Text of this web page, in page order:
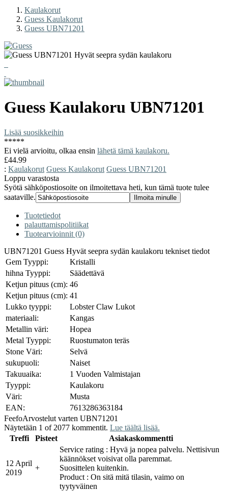
Kaulakorut
Guess Kaulakorut
Guess UBN71201
Guess Kaulakoru UBN71201
Lisää suosikkeihin
*****
Ei vielä arvioitu, olkaa ensin lähetä tämä kaulakoru.
£44.99
: Kaulakorut Guess Kaulakorut Guess UBN71201
Loppu varastosta
Syötä sähköpostiosoite on ilmoitettava heti, kun tämä tuote tulee
saataville.
Tuotetiedot
palauttamispolitiikat
Tuotearvioinnit (0)
UBN71201 Guess Hyvät seepra sydän kaulakoru tekniset tiedot
Gem Tyyppi:
Kristalli
hihna Tyyppi:
Säädettävä
Ketjun pituus (cm): 46
Ketjun pituus (cm): 41
Lukko tyyppi:
Lobster Claw Lukot
materiaali:
Kangas
Metallin väri:
Hopea
Metal Tyyppi:
Ruostumaton teräs
Stone Väri:
Selvä
sukupuoli:
Naiset
Takuuaika:
1 Vuoden Valmistajan
Tyyppi:
Kaulakoru
Väri:
Musta
EAN:
7613286363184
FeefoArvostelut varten UBN71201
Näytetään 1 of 2077 kommentit. Lue täältä lisää.
Treffi
Pisteet Asiakaskommentti
12 April
2019
+
Service rating : Hyvä ja nopea palvelu. Nettisivun
käännökset voisivat olla paremmat.
Suosittelen kuitenkin.
Product : On sitä mitä tilasin, vaimo on
tyytyväinen